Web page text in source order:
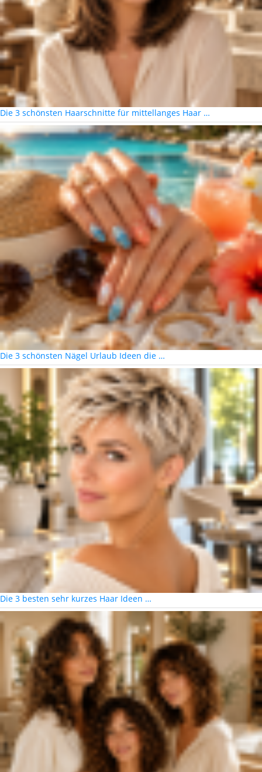
Die 3 schönsten Haarschnitte für mittellanges Haar …
Die 3 schönsten Nägel Urlaub Ideen die …
Die 3 besten sehr kurzes Haar Ideen …